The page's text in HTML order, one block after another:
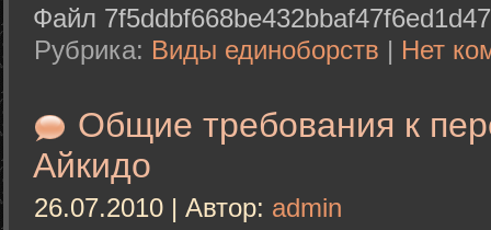
Файл
Рубрика: Виды единоборств | Нет
Общие требования к
Айкидо
26.07.2010 | Автор: admin